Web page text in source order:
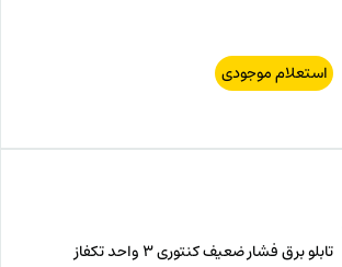
استعلام موجودی
تابلو برق فشار ضعیف کنتوری 3 واحد تکفاز